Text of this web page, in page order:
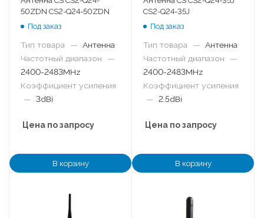
50ZDN CS2-Q24-50ZDN
Под заказ
Тип товара — Антенна
Частотный диапазон
—
2400-2483MHz
Коэффициент усиления
— 3dBi
Цена по запросу
В корзину
CS2-Q24-35J
Под заказ
Тип товара — Антенна
Частотный диапазон
—
2400-2483MHz
Коэффициент усиления
— 2.5dBi
Цена по запросу
В корзину